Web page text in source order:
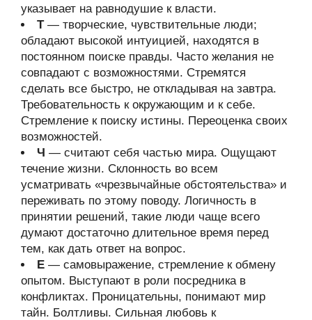
указывает на равнодушие к власти.
Т— творческие, чувствительные люди;
обладают высокой интуицией, находятся в
постоянном поиске правды. Часто желания не
совпадают с возможностями. Стремятся
сделать все быстро, не откладывая на завтра.
Требовательность к окружающим и к себе.
Стремление к поиску истины. Переоценка своих
возможностей.
Ч — считают себя частью мира. Ощущают
течение жизни. Склонность во всем
усматривать «чрезвычайные обстоятельства» и
переживать по этому поводу. Логичность в
принятии решений, такие люди чаще всего
думают достаточно длительное время перед
тем, как дать ответ на вопрос.
Е — самовыражение, стремление к обмену
опытом. Выступают в роли посредника в
конфликтах. Проницательны, понимают мир
тайн. Болтливы. Сильная любовь к